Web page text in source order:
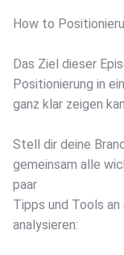
How to
Das Ziel dieser
Positionierung in
ganz klar zeigen
Stell dir deine
gemeinsam alle
paar
Tipps und Tools an
analysieren: